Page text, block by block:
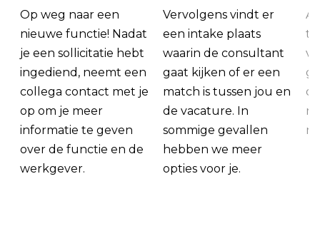
Op weg naar een
nieuwe functie! Nadat
je een sollicitatie hebt
ingediend, neemt een
collega contact met je
op om je meer
informatie te geven
over de functie en de
werkgever.
Vervolgens vindt er
een intake plaats
waarin de consultant
gaat kijken of er een
match is tussen jou en
de vacature. In
sommige gevallen
hebben we meer
opties voor je.